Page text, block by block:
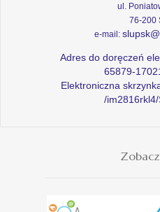
ul.
76-200
e-mail:
Adres do doręczeń
65879-
Elektroniczna
/